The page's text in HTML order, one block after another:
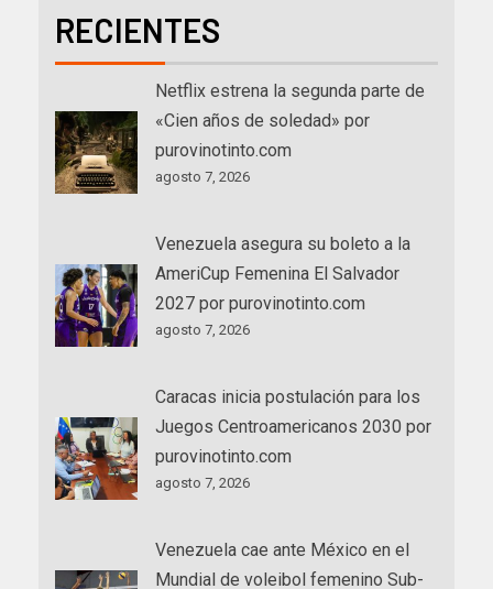
RECIENTES
Netflix estrena la segunda parte de
«Cien años de soledad» por
purovinotinto.com
agosto 7, 2026
Venezuela asegura su boleto a la
AmeriCup Femenina El Salvador
2027 por purovinotinto.com
agosto 7, 2026
Caracas inicia postulación para los
Juegos Centroamericanos 2030 por
purovinotinto.com
agosto 7, 2026
Venezuela cae ante México en el
Mundial de voleibol femenino Sub-